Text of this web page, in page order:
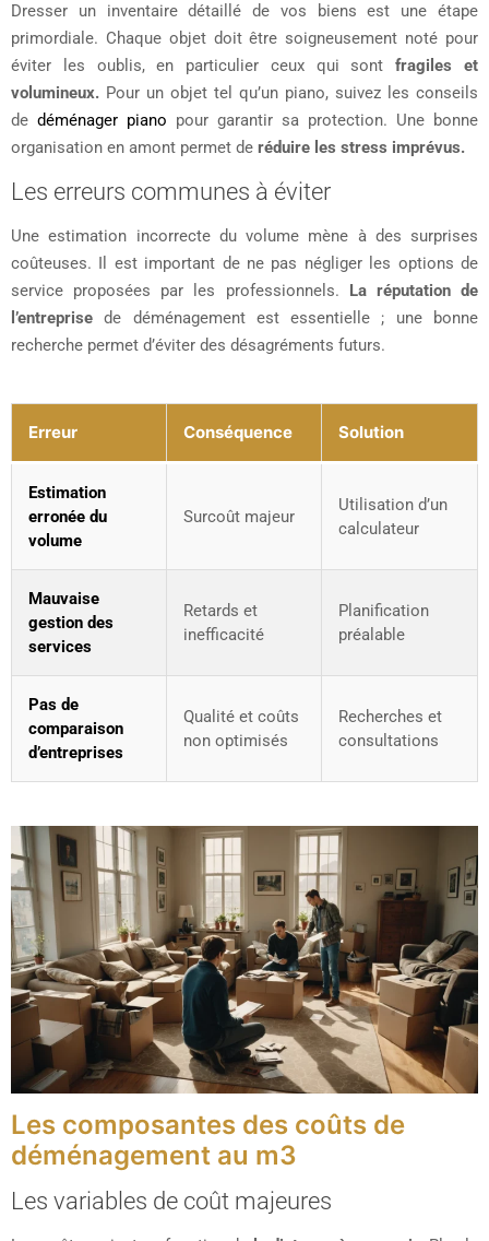
Dresser un inventaire détaillé de vos biens est une étape
primordiale. Chaque objet doit être soigneusement noté pour
éviter les oublis, en particulier ceux qui sontfragiles et
volumineux. Pour un objet tel qu’un piano, suivez les conseils
de déménager piano pour garantir sa protection. Une bonne
organisation en amont permet de réduire les stress imprévus.
Les erreurs communes à éviter
Une estimation incorrecte du volume mène à des surprises
coûteuses. Il est important de ne pas négliger les options de
service proposées par les professionnels.
La réputation de
l’entreprise de déménagement est essentielle ; une bonne
recherche permet d’éviter des désagréments futurs.
Erreur Conséquence Solution
Estimation
erronée du
volume
Surcoût majeur
Utilisation d’un
calculateur
Mauvaise
gestion des
services
Retards et
inefficacité
Planification
préalable
Pas de
comparaison
d’entreprises
Qualité et coûts
non optimisés
Recherches et
consultations
Les composantes des coûts de
déménagement au m3
Les variables de coût majeures